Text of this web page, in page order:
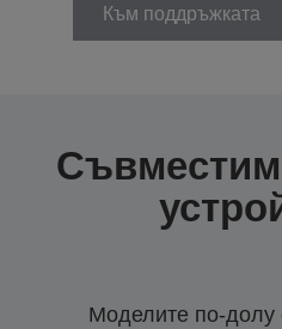
Към поддръжката
Моделите по-долу